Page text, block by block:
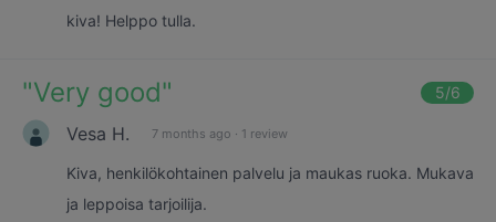
kiva! Helppo tulla.
"Very good" 5/6
Vesa H. 7 months ago · 1 review
Kiva, henkilökohtainen palvelu ja maukas ruoka. Mukava
ja leppoisa tarjoilija.